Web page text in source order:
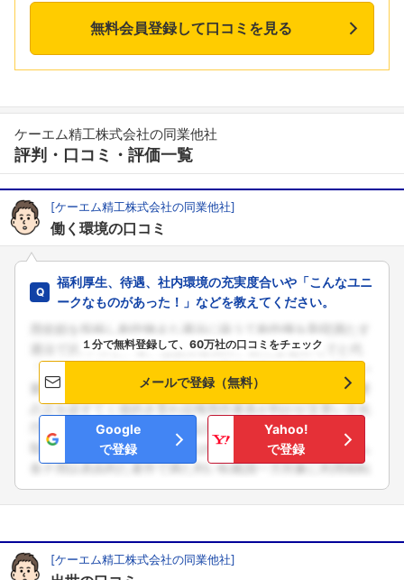
無料会員登録して口コミを見る
ケーエム精工株式会社の同業他社
評判・口コミ・評価一覧
[ケーエム精工株式会社の同業他社]
働く環境の口コミ
福利厚生、待遇、社内環境の充実度合いや「こんなユニ
ークなものがあった！」などを教えてください。
１分で無料登録して、60万社の口コミをチェック
メールで登録（無料）
Google
で登録
Yahoo!
で登録
[ケーエム精工株式会社の同業他社]